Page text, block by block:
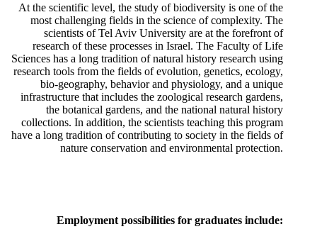
At the scientific level, the study of biodiversity is one of the
most challenging fields in the science of complexity. The
scientists of Tel Aviv University are at the forefront of
research of these processes in Israel. The Faculty of Life
Sciences has a long tradition of natural history research using
research tools from the fields of evolution, genetics, ecology,
bio-geography, behavior and physiology, and a unique
infrastructure that includes the zoological research gardens,
the botanical gardens, and the national natural history
collections. In addition, the scientists teaching this program
have a long tradition of contributing to society in the fields of
nature conservation and environmental protection.
Employment possibilities for graduates include: